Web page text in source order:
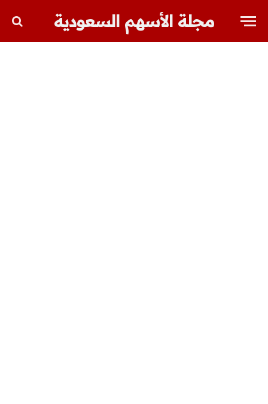
مجلة الأسهم السعودية